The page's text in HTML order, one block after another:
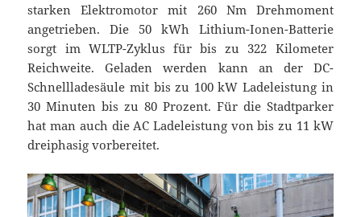
starken Elektromotor mit 260 Nm Drehmoment
angetrieben. Die 50 kWh Lithium-Ionen-Batterie
sorgt im WLTP-Zyklus für bis zu 322 Kilometer
Reichweite. Geladen werden kann an der DC-
Schnellladesäule mit bis zu 100 kW Ladeleistung in
30 Minuten bis zu 80 Prozent. Für die Stadtparker
hat man auch die AC Ladeleistung von bis zu 11 kW
dreiphasig vorbereitet.